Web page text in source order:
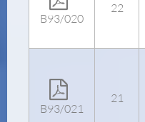
B93/020
22
B93/021
21